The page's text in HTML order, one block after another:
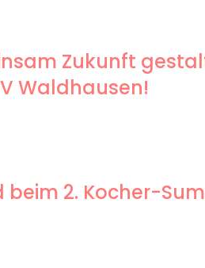
Zukunft
Waldhausen!
beim 2. Kocher-